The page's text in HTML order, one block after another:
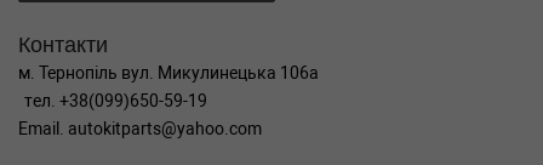
Контакти
м. Тернопіль вул. Микулинецька 106а
тел. +38(099)650-59-19
Email. autokitparts@yahoo.com